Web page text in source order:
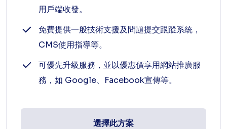
用戶端收發。
免費提供一般技術支援及問題提交跟蹤系統，
CMS使用指導等。
可優先升級服務，並以優惠價享用網站推廣服
務，如 Google、Facebook宣傳等。
選擇此方案